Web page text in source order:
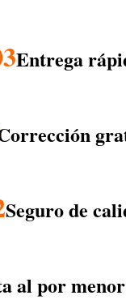
Entrega
Seguro de
al por